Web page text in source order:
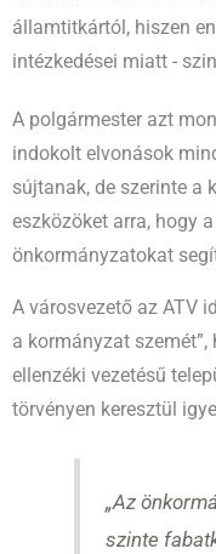
államtitkártól, hiszen
intézkedései miatt -
A polgármester azt
indokolt elvonások
sújtanak, de szerinte a
eszközöket arra, hogy
önkormányzatokat
A városvezető az ATV
a kormányzat
ellenzéki vezetésű
törvényen keresztül
„Az
szinte